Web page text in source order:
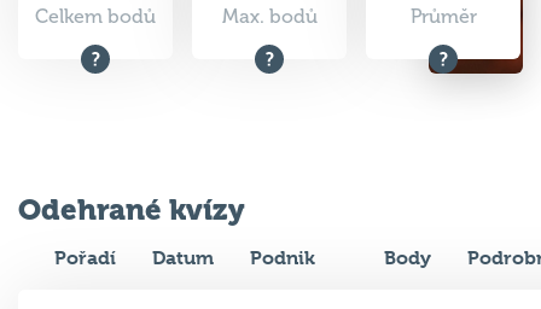
Celkem bodů Max. bodů Průměr
Odehrané kvízy
Pořadí Datum Podnik Body